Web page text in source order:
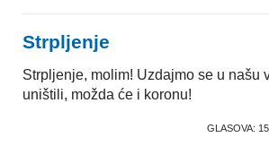
Strpljenje
Strpljenje, molim! Uzdajmo se u našu
uništili, možda će i koronu!
GLASOVA: